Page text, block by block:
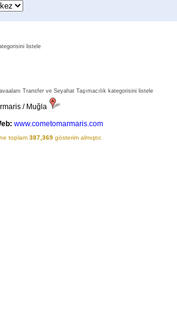
listele
Transfer ve Seyahat Taşımacılık kategorisini listele
/ Muğla
www.cometomarmaris.com
toplam 387,369 gösterim almıştır.